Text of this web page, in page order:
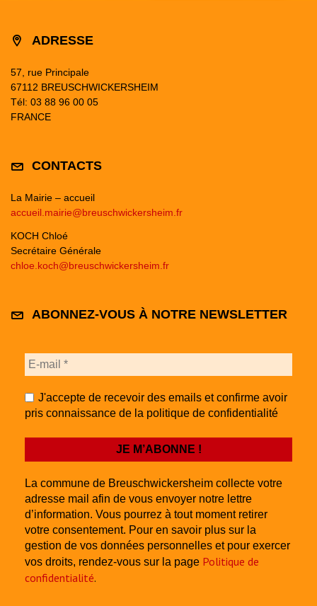
ADRESSE
57, rue Principale
67112 BREUSCHWICKERSHEIM
Tél: 03 88 96 00 05
FRANCE
CONTACTS
La Mairie – accueil
accueil.mairie@breuschwickersheim.fr
KOCH Chloé
Secrétaire Générale
chloe.koch@breuschwickersheim.fr
ABONNEZ-VOUS À NOTRE NEWSLETTER
J'accepte de recevoir des emails et confirme avoir
pris connaissance de la politique de confidentialité
La commune de Breuschwickersheim collecte votre
adresse mail afin de vous envoyer notre lettre
d’information. Vous pourrez à tout moment retirer
votre consentement. Pour en savoir plus sur la
gestion de vos données personnelles et pour exercer
vos droits, rendez-vous sur la page Politique de
confidentialité.